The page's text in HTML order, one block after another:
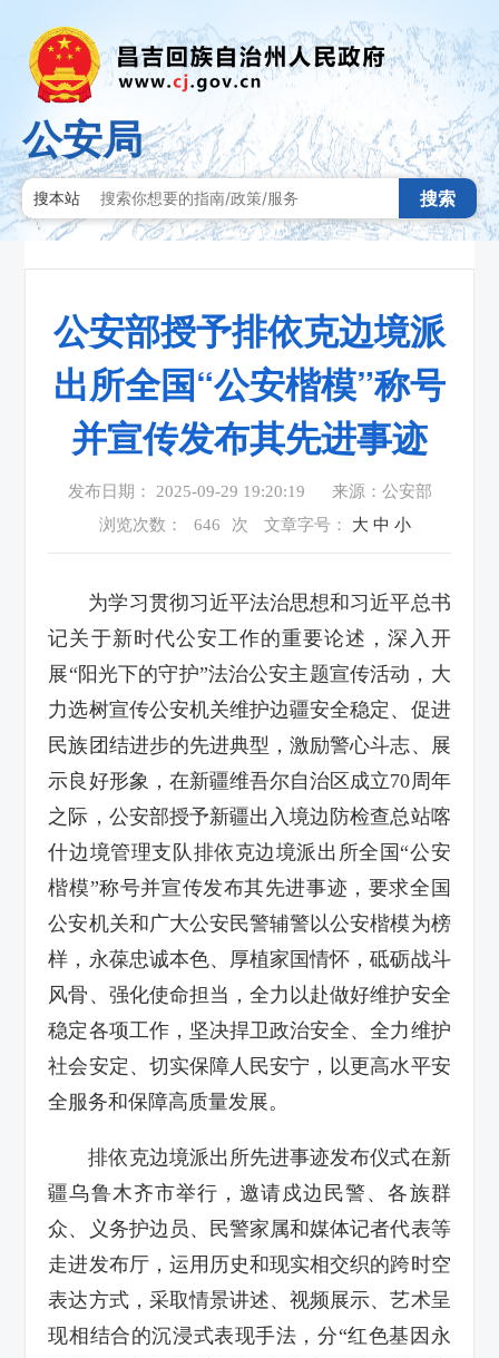
公安局
搜本站 搜索
公安部授予排依克边境派
出所全国“公安楷模”称号
并宣传发布其先进事迹
发布日期： 2025-09-29 19:20:19
来源：公安部
浏览次数：
646 次 文章字号： 大 中 小
为学习贯彻习近平法治思想和习近平总书
记关于新时代公安工作的重要论述，深入开
展“阳光下的守护”法治公安主题宣传活动，大
力选树宣传公安机关维护边疆安全稳定、促进
民族团结进步的先进典型，激励警心斗志、展
示良好形象，在新疆维吾尔自治区成立70周年
之际，公安部授予新疆出入境边防检查总站喀
什边境管理支队排依克边境派出所全国“公安
楷模”称号并宣传发布其先进事迹，要求全国
公安机关和广大公安民警辅警以公安楷模为榜
样，永葆忠诚本色、厚植家国情怀，砥砺战斗
风骨、强化使命担当，全力以赴做好维护安全
稳定各项工作，坚决捍卫政治安全、全力维护
社会安定、切实保障人民安宁，以更高水平安
全服务和保障高质量发展。
排依克边境派出所先进事迹发布仪式在新
疆乌鲁木齐市举行，邀请戍边民警、各族群
众、义务护边员、民警家属和媒体记者代表等
走进发布厅，运用历史和现实相交织的跨时空
表达方式，采取情景讲述、视频展示、艺术呈
现相结合的沉浸式表现手法，分“红色基因永